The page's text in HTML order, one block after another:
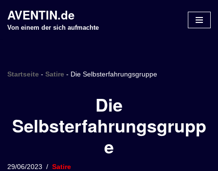
Z
n
i
AVENTIN.de
Von einem der sich aufmachte
Startseite - Satire - Die Selbsterfahrungsgruppe
Die
Selbsterfahrungsgrupp
e
29/06/2023 Satire